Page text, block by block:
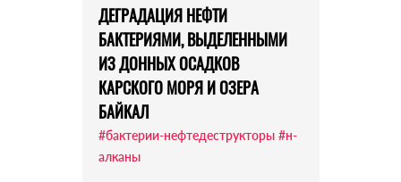
ДЕГРАДАЦИЯ НЕФТИ
БАКТЕРИЯМИ, ВЫДЕЛЕННЫМИ
ИЗ ДОННЫХ ОСАДКОВ
КАРСКОГО МОРЯ И ОЗЕРА
БАЙКАЛ
#бактерии-нефтедеструкторы #н-
алканы